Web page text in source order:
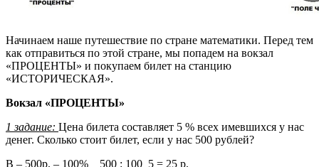
Начинаем наше путешествие по стране математики. Перед тем
как отправиться по этой стране, мы попадем на вокзал
«ПРОЦЕНТЫ» и покупаем билет на станцию
«ИСТОРИЧЕСКАЯ».
Вокзал «ПРОЦЕНТЫ»
1 задание: Цена билета составляет 5 % всех имевшихся у нас
денег. Сколько стоит билет, если у нас 500 рублей?
В – 500р. – 100% 500 : 100 5 = 25 р.